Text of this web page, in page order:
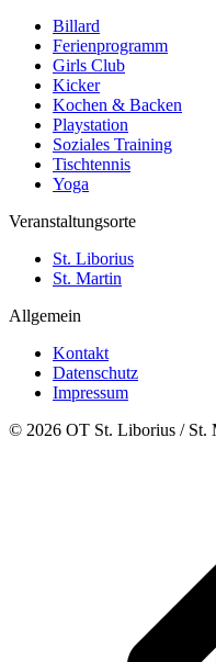
Billard
Ferienprogramm
Girls Club
Kicker
Kochen & Backen
Playstation
Soziales Training
Tischtennis
Yoga
Veranstaltungsorte
St. Liborius
St. Martin
Allgemein
Kontakt
Datenschutz
Impressum
© 2026 OT St. Liborius / St.